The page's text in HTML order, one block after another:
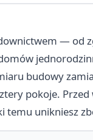
— od
budowy
pokoje.
unikniesz